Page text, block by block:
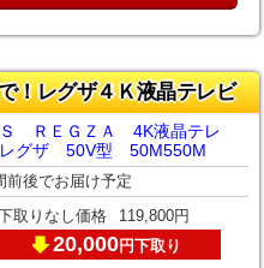
！レグザ４Ｋ液晶テレビ
Ｓ ＲＥＧＺＡ 4K液晶テレ
グザ 50V型 50M550M
前後でお届け予定
下取りなし価格 119,800円
20,000円下取り